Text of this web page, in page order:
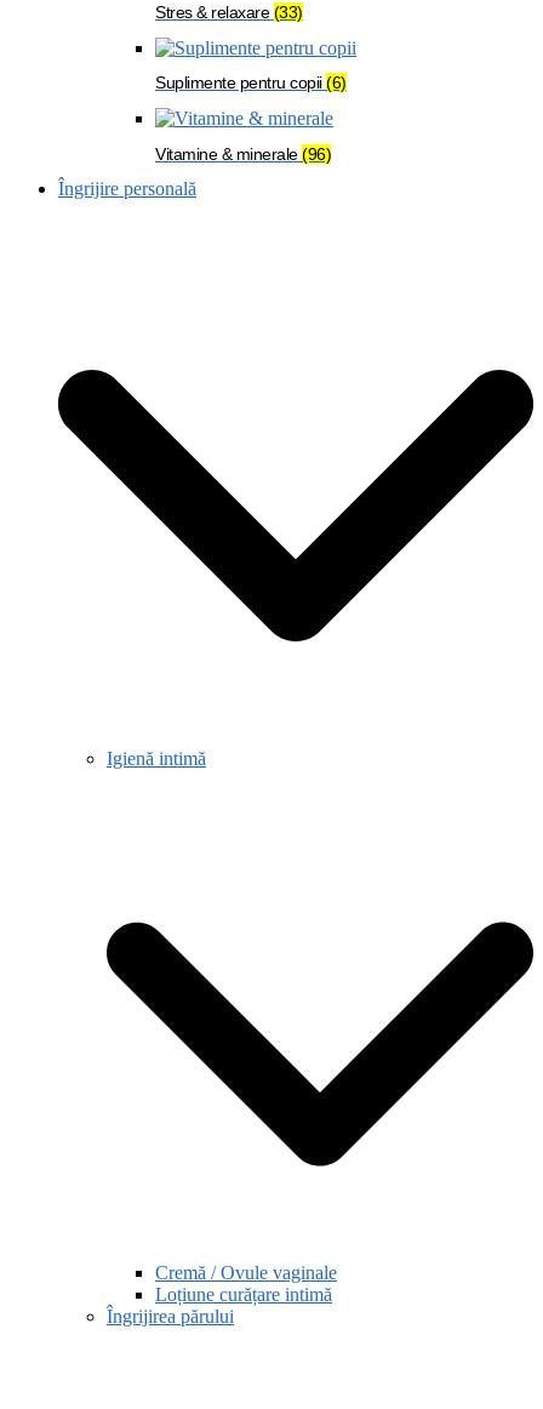
Stres & relaxare(33)
Suplimente pentru copii(6)
Vitamine & minerale(96)
Îngrijire personală
Igienă intimă
Cremă / Ovule vaginale
Loțiune curățare intimă
Îngrijirea părului